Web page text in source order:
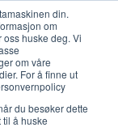
din.
om
huske deg. Vi
om våre
For å finne ut
du besøker dette
å huske